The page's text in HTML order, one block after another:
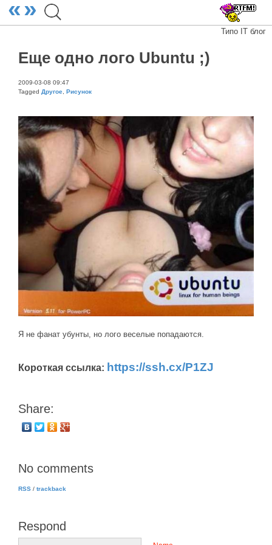
«»
Типо IT блог
Еще одно лого Ubuntu ;)
2009-03-08 09:47
Tagged Другое Рисунок
Я не фанат убунты, но лого веселые попадаются.
Короткая ссылка: https://ssh.cx/P1ZJ
Share:
No comments
RSS / trackback
Respond